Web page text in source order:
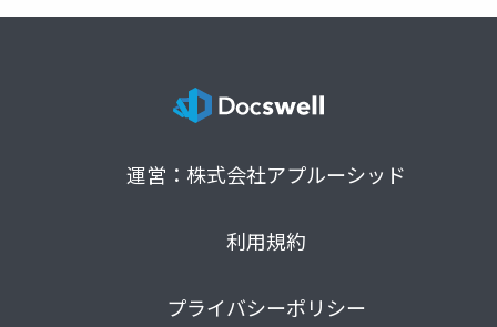
運営：株式会社アプルーシッド
利用規約
プライバシーポリシー